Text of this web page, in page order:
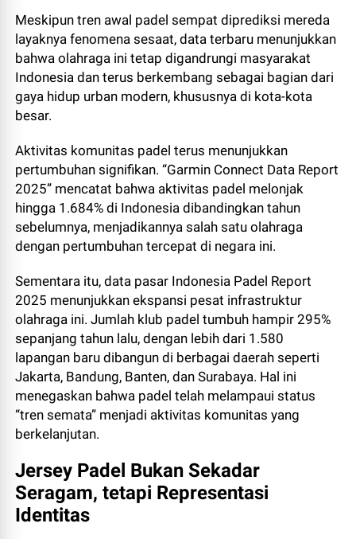
Meskipun tren awal padel sempat diprediksi mereda
layaknya fenomena sesaat, data terbaru menunjukkan
bahwa olahraga ini tetap digandrungi masyarakat
Indonesia dan terus berkembang sebagai bagian dari
gaya hidup urban modern, khususnya di kota-kota
besar.
Aktivitas komunitas padel terus menunjukkan
pertumbuhan signifikan. “Garmin Connect Data Report
2025” mencatat bahwa aktivitas padel melonjak
hingga 1.684% di Indonesia dibandingkan tahun
sebelumnya, menjadikannya salah satu olahraga
dengan pertumbuhan tercepat di negara ini.
Sementara itu, data pasar Indonesia Padel Report
2025 menunjukkan ekspansi pesat infrastruktur
olahraga ini. Jumlah klub padel tumbuh hampir 295%
sepanjang tahun lalu, dengan lebih dari 1.580
lapangan baru dibangun di berbagai daerah seperti
Jakarta, Bandung, Banten, dan Surabaya. Hal ini
menegaskan bahwa padel telah melampaui status
“tren semata” menjadi aktivitas komunitas yang
berkelanjutan.
Jersey Padel Bukan Sekadar
Seragam, tetapi Representasi
Identitas